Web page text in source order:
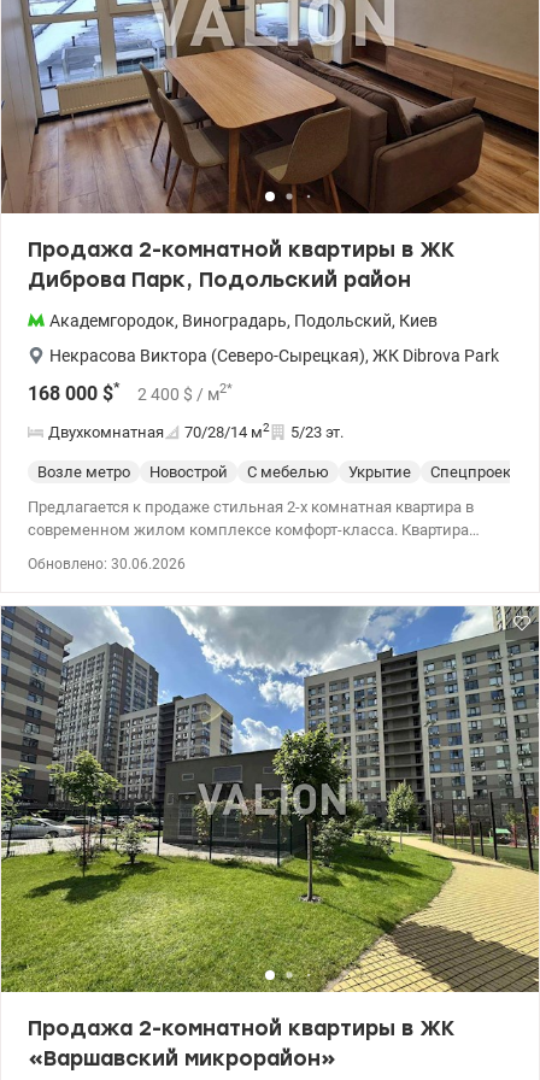
кортов, ресторанов. Удобное транспортное сообщение. Рядом с
ЖК находится автобусная остановка. К ст. м. «Сырец» – 10 мин.
езды на транспорте, до станции «Оболонь» – 20 минут. До
самого центра столицы всего 5 станций на метро. Варшавский,
Варшавский-2, Варшавский плюс, Варшавский, Виноградарь,
Подольский район Стоимость 180000 у.е.Без комиссии.
0503842286 Алла, valion.ua/1150155
Продажа 2-комнатной квартиры в ЖК
Диброва Парк, Подольский район
Академгородок, Виноградарь, Подольский, Киев
Некрасова Виктора (Северо-Сырецкая), ЖК Dibrova Park
168 000 $* 2 400 $ / м2*
Двухкомнатная 70/28/14 м2 5/23 эт.
Возле метро Новострой С мебелью Укрытие Спецпроект
Предлагается к продаже стильная 2-х комнатная квартира в
современном жилом комплексе комфорт-класса. Квартира
проживанию — можно заезжать без дополнительных
вложений. Жилой комплекс имеет развитую инфраструктуру:
магазины и супермаркеты, кафе и салоны красоты детские и
спортивные площадки, удобная транспортная развязка. Цена
168000у.о 0509051192 Алена, Valion.ua/1146436
Обновлено: 30.06.2026
Продажа 2-комнатной квартиры в ЖК
«Варшавский микрорайон»